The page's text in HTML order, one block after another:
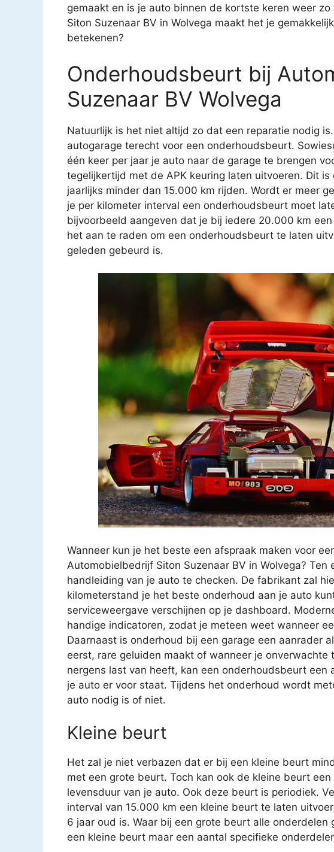
gemaakt en is je auto binnen de kortste keren weer
Siton Suzenaar BV in Wolvega maakt het je
betekenen?
Onderhoudsbeurt bij
Suzenaar BV Wolvega
Natuurlijk is het niet altijd zo dat een reparatie nodig
autogarage terecht voor een onderhoudsbeurt.
één keer per jaar je auto naar de garage te brengen
tegelijkertijd met de APK keuring laten uitvoeren. Dit
jaarlijks minder dan 15.000 km rijden. Wordt er meer
je per kilometer interval een onderhoudsbeurt moet
bijvoorbeeld aangeven dat je bij iedere 20.000 km
het aan te raden om een onderhoudsbeurt te laten
geleden gebeurd is.
Wanneer kun je het beste een afspraak maken voor
Automobielbedrijf Siton Suzenaar BV in Wolvega?
handleiding van je auto te checken. De fabrikant zal
kilometerstand je het beste onderhoud aan je auto
serviceweergave verschijnen op je dashboard.
handige indicatoren, zodat je meteen weet wanneer
Daarnaast is onderhoud bij een garage een aanrader
eerst, rare geluiden maakt of wanneer je onverwachte
nergens last van heeft, kan een onderhoudsbeurt een
je auto er voor staat. Tijdens het onderhoud wordt
auto nodig is of niet.
Kleine beurt
Het zal je niet verbazen dat er bij een kleine beurt
met een grote beurt. Toch kan ook de kleine beurt
levensduur van je auto. Ook deze beurt is periodiek.
interval van 15.000 km een kleine beurt te laten
6 jaar oud is. Waar bij een grote beurt alle
een kleine beurt maar een aantal specifieke